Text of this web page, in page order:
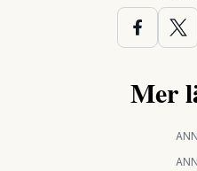
Mer